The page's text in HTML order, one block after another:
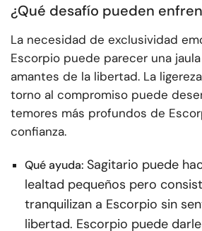
¿Qué desafío pueden
La necesidad de exclusividad
Escorpio puede parecer una
amantes de la libertad. La
torno al compromiso puede
temores más profundos de
confianza.
Qué ayuda: Sagitario puede
lealtad pequeños pero
tranquilizan a Escorpio sin
libertad. Escorpio puede